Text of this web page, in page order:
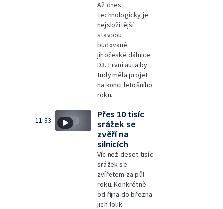
Až dnes.
Technologicky je
nejsložitější
stavbou
budované
jihočeské dálnice
D3. První auta by
tudy měla projet
na konci letošního
roku.
11:33
Přes 10 tisíc
srážek se
zvěří na
silnicích
Víc než deset tisíc
srážek se
zvířetem za půl
roku. Konkrétně
od října do března
jich tolik